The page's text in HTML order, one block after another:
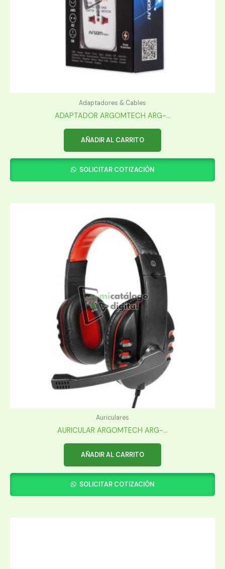
Adaptadores & Cables
ADAPTADOR ARGOMTECH ARG-...
AÑADIR AL CARRITO
SOLICITAR COTIZACIÓN
Auriculares
AURICULAR ARGOMTECH ARG-...
AÑADIR AL CARRITO
SOLICITAR COTIZACIÓN